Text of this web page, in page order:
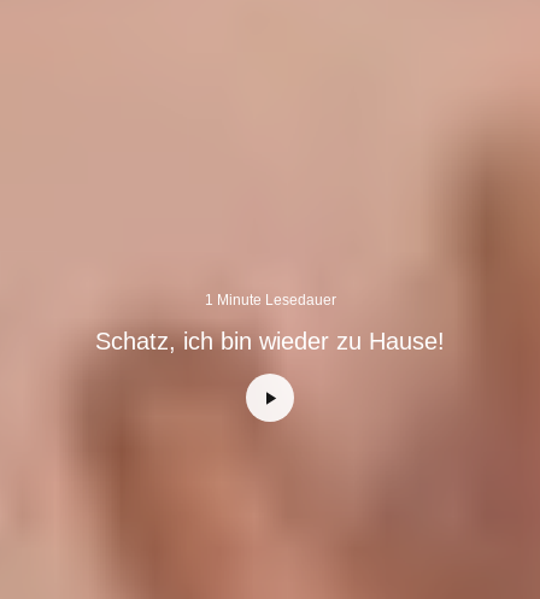
1 Minute Lesedauer
Schatz, ich bin wieder zu Hause!